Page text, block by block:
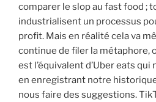
comparer le slop au fast food ;
industrialisent un processus
profit. Mais en réalité cela va
continue de filer la métaphore,
est l’équivalent d’Uber eats
en enregistrant notre
nous faire des suggestions.